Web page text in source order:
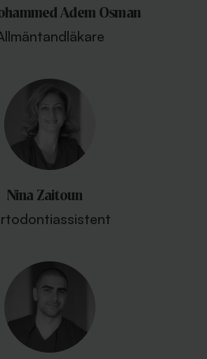
Adem Osman
Nina Zaitoun